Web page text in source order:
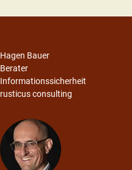
Hagen Bauer
Berater
Informationssicherheit
rusticus consulting